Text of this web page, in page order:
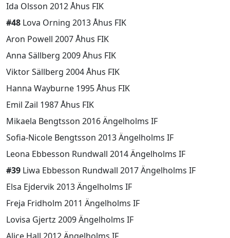
Ida Olsson 2012 Åhus FIK
#48 Lova Orning 2013 Åhus FIK
Aron Powell 2007 Åhus FIK
Anna Sällberg 2009 Åhus FIK
Viktor Sällberg 2004 Åhus FIK
Hanna Wayburne 1995 Åhus FIK
Emil Zail 1987 Åhus FIK
Mikaela Bengtsson 2016 Ängelholms IF
Sofia-Nicole Bengtsson 2013 Ängelholms IF
Leona Ebbesson Rundwall 2014 Ängelholms IF
#39 Liwa Ebbesson Rundwall 2017 Ängelholms IF
Elsa Ejdervik 2013 Ängelholms IF
Freja Fridholm 2011 Ängelholms IF
Lovisa Gjertz 2009 Ängelholms IF